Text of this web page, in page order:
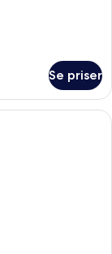
Se priser
med ett stort